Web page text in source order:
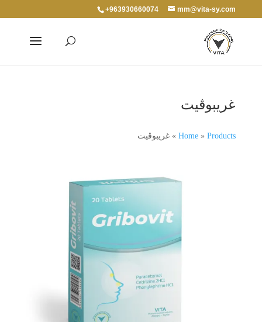
+963930660074 mm@vita-sy.com
غريبوڨيت
Home »Products
» غريبوڨيت